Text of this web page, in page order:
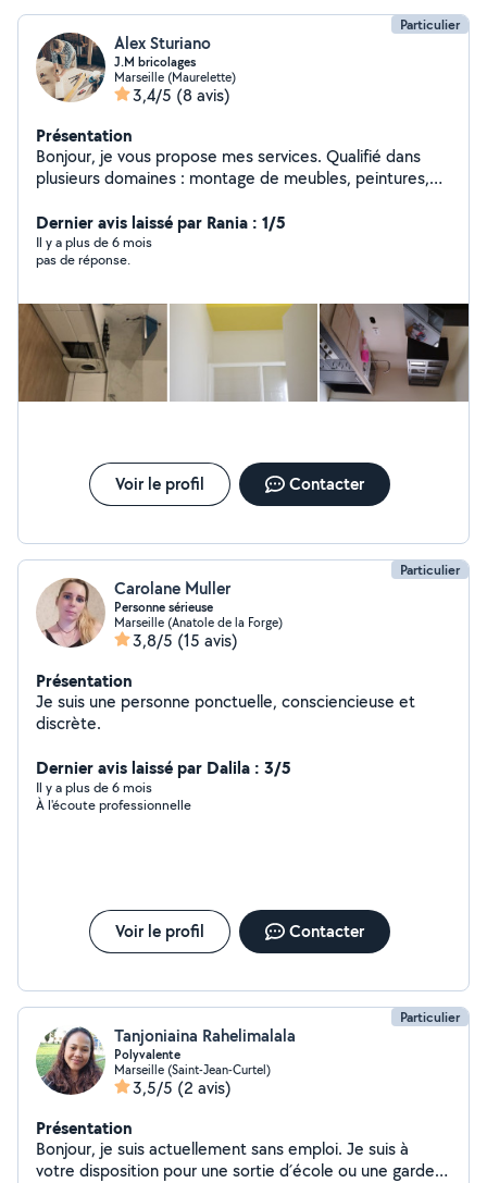
Particulier
Alex Sturiano
J.M bricolages
Marseille (Maurelette)
3,4/5 (8 avis)
Présentation
Bonjour, je vous propose mes services. Qualifié dans
plusieurs domaines : montage de meubles, peintures,
d'informations, je suis joignable à tout moment. Location
de matériel pocible
Dernier avis laissé par Rania : 1/5
Il y a plus de 6 mois
pas de réponse.
Voir le profil Contacter
Particulier
Carolane Muller
Personne sérieuse
Marseille (Anatole de la Forge)
3,8/5 (15 avis)
Présentation
Je suis une personne ponctuelle, consciencieuse et
discrète.
Dernier avis laissé par Dalila : 3/5
Il y a plus de 6 mois
À l'écoute professionnelle
Voir le profil Contacter
Particulier
Tanjoniaina Rahelimalala
Polyvalente
Marseille (Saint-Jean-Curtel)
3,5/5 (2 avis)
Présentation
Bonjour, je suis actuellement sans emploi. Je suis à
votre disposition pour une sortie d´école ou une garde